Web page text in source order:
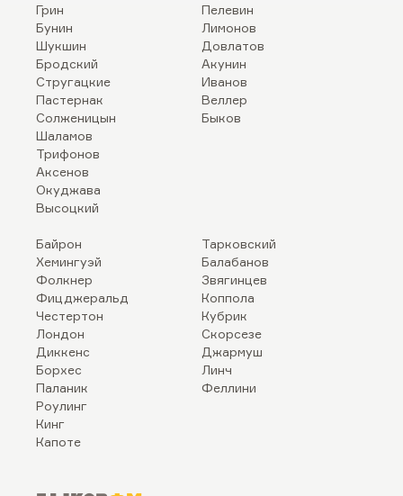
Грин
Бунин
Шукшин
Бродский
Стругацкие
Пастернак
Солженицын
Шаламов
Трифонов
Аксенов
Окуджава
Высоцкий
Пелевин
Лимонов
Довлатов
Акунин
Иванов
Веллер
Быков
Байрон
Хемингуэй
Фолкнер
Фицджеральд
Честертон
Лондон
Диккенс
Борхес
Паланик
Роулинг
Кинг
Капоте
Тарковский
Балабанов
Звягинцев
Коппола
Кубрик
Скорсезе
Джармуш
Линч
Феллини